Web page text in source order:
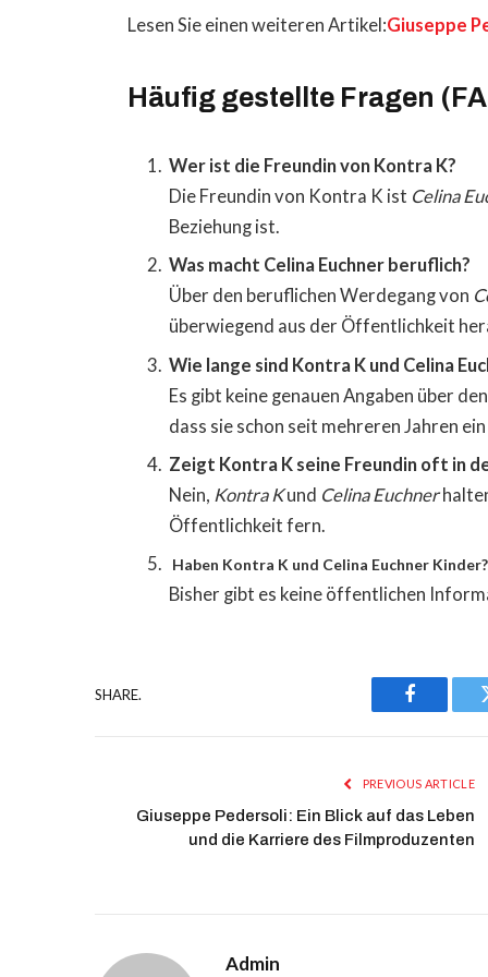
Lesen Sie einen weiteren Artikel:Giuseppe
Häufig gestellte Fragen
Wer ist die Freundin von Kontra K?
Die Freundin von Kontra K ist Celina
Beziehung ist.
Was macht Celina Euchner beruflich?
Über den beruflichen Werdegang von
überwiegend aus der Öffentlichkeit
Wie lange sind Kontra K und Celina
Es gibt keine genauen Angaben über
dass sie schon seit mehreren Jahren
Zeigt Kontra K seine Freundin oft in
Nein, Kontra Kund Celina Euchner
Öffentlichkeit fern.
Haben Kontra K und Celina Euchner Kinder?
Bisher gibt es keine öffentlichen
SHARE.
Facebook
PREVIOUS ARTICLE
Giuseppe Pedersoli: Ein Blick auf das Leben
und die Karriere des Filmproduzenten
Admin